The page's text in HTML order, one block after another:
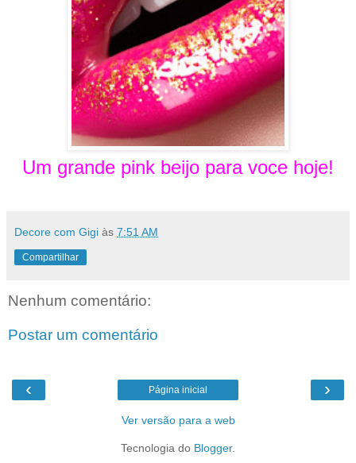
Um grande pink beijo para voce hoje!
Decore com Gigi às 7:51 AM
Compartilhar
Nenhum comentário:
Postar um comentário
‹ ›
Página inicial
Ver versão para a web
Tecnologia do Blogger.